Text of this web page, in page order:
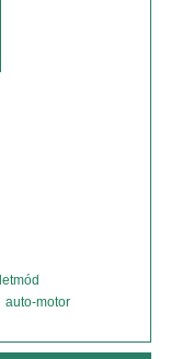
auto-motor